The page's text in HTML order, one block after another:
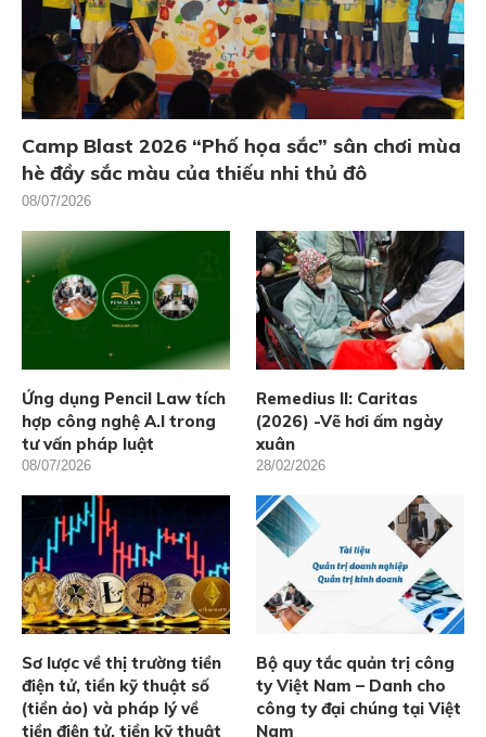
Camp Blast 2026 “Phố họa sắc” sân chơi mùa
hè đầy sắc màu của thiếu nhi thủ đô
08/07/2026
Ứng dụng Pencil Law tích
hợp công nghệ A.I trong
tư vấn pháp luật
08/07/2026
Remedius II: Caritas
(2026) -Vẽ hơi ấm ngày
xuân
28/02/2026
Sơ lược về thị trường tiền
điện tử, tiền kỹ thuật số
(tiền ảo) và pháp lý về
tiền điện tử, tiền kỹ thuật
Bộ quy tắc quản trị công
ty Việt Nam – Danh cho
công ty đại chúng tại Việt
Nam